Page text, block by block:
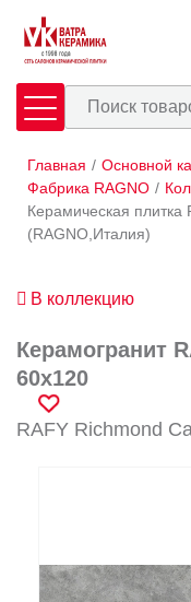
Плитка
Оплата и
Контакты
Главная / Основной
Фабрика RAGNO /
Керамическая
(RAGNO,Италия)
В коллекцию
Керамогранит
60x120
RAFY Richmond